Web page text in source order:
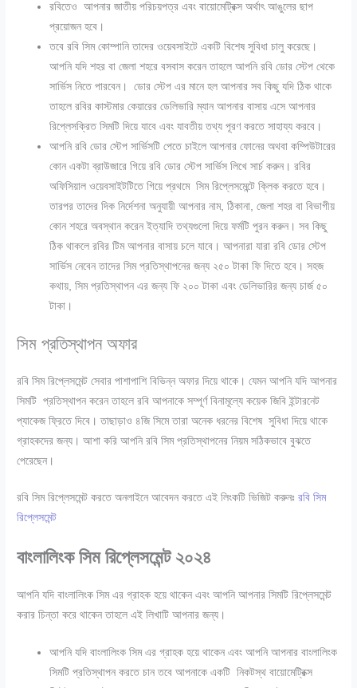
রবিতেও আপনার জাতীয় পরিচয়পত্র এবং বায়োমেট্রিক্স অর্থাৎ আঙুলের ছাপ
প্রয়োজন হবে।
তবে রবি সিম কোম্পানি তাদের ওয়েবসাইটে একটি বিশেষ সুবিধা চালু করেছে।
আপনি যদি শহর বা জেলা শহরে বসবাস করেন তাহলে আপনি রবি ডোর স্টেপ থেকে
সার্ভিস নিতে পারবেন। ডোর স্টেপ এর মানে হল আপনার সব কিছু যদি ঠিক থাকে
তাহলে রবির কাস্টমার কেয়ারের ডেলিভারি ম্যান আপনার বাসায় এসে আপনার
রিপ্লেসক্রিত সিমটি দিয়ে যাবে এবং যাবতীয় তথ্য পূরণ করতে সাহায্য করবে।
আপনি রবি ডোর স্টেপ সার্ভিসটি পেতে চাইলে আপনার ফোনের অথবা কম্পিউটারের
কোন একটা ব্রাউজারে গিয়ে রবি ডোর স্টেপ সার্ভিস লিখে সার্চ করুন। রবির
অফিসিয়াল ওয়েবসাইটটিতে গিয়ে প্রথমে সিম রিপ্লেসমেন্টে ক্লিক করতে হবে।
তারপর তাদের দিক নির্দেশনা অনুযায়ী আপনার নাম, ঠিকানা, জেলা শহর বা বিভাগীয়
কোন শহরে অবস্থান করেন ইত্যাদি তথ্যগুলো দিয়ে ফর্মটি পুরন করুন। সব কিছু
ঠিক থাকলে রবির টিম আপনার বাসায় চলে যাবে। আপনারা যারা রবি ডোর স্টেপ
সার্ভিস নেবেন তাদের সিম প্রতিস্থাপনের জন্য ২৫০ টাকা ফি দিতে হবে। সহজ
কথায়, সিম প্রতিস্থাপন এর জন্য ফি ২০০ টাকা এবং ডেলিভারির জন্য চার্জ ৫০
টাকা।
সিম প্রতিস্থাপন অফার
রবি সিম রিপ্লেসমেন্ট সেবার পাশাপাশি বিভিন্ন অফার দিয়ে থাকে। যেমন আপনি যদি আপনার
সিমটি প্রতিস্থাপন করেন তাহলে রবি আপনাকে সম্পূর্ণ বিনামূল্যে কয়েক জিবি ইন্টারনেট
প্যাকেজ ফ্রিতে দিবে। তাছাড়াও ৪জি সিমে তারা অনেক ধরনের বিশেষ সুবিধা দিয়ে থাকে
গ্রাহকদের জন্য। আশা করি আপনি রবি সিম প্রতিস্থাপনের নিয়ম সঠিকভাবে বুঝতে
পেরেছেন।
রবি সিম রিপ্লেসমেন্ট করতে অনলাইনে আবেদন করতে এই লিংকটি ভিজিট করুনঃরবি সিম
রিপ্লেসমেন্ট
বাংলালিংক সিম রিপ্লেসমেন্ট ২০২৪
আপনি যদি বাংলালিংক সিম এর গ্রাহক হয়ে থাকেন এবং আপনি আপনার সিমটি রিপ্লেসমেন্ট
করার চিন্তা করে থাকেন তাহলে এই লিখাটি আপনার জন্য।
আপনি যদি বাংলালিংক সিম এর গ্রাহক হয়ে থাকেন এবং আপনি আপনার বাংলালিংক
সিমটি প্রতিস্থাপন করতে চান তবে আপনাকে একটি নিকটস্থ বায়োমেট্রিক্স